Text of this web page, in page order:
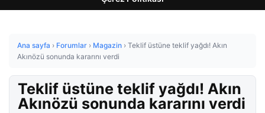
Ana sayfa › Forumlar › Magazin › Teklif üstüne teklif yağdı! Akın
Akınözü sonunda kararını verdi
Teklif üstüne teklif yağdı! Akın
Akınözü sonunda kararını verdi